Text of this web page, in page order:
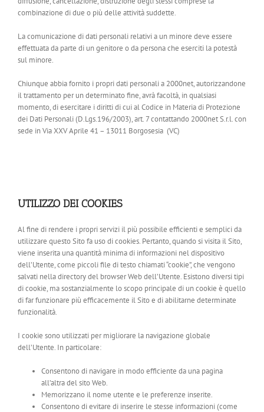
combinazione di due o più delle attività suddette.
La comunicazione di dati personali relativi a un minore deve essere
effettuata da parte di un genitore o da persona che eserciti la potestà
sul minore.
Chiunque abbia fornito i propri dati personali a 2000net, autorizzandone
il trattamento per un determinato fine, avrà facoltà, in qualsiasi
momento, di esercitare i diritti di cui al Codice in Materia di Protezione
dei Dati Personali (D.Lgs.196/2003), art. 7 contattando 2000net S.r.l. con
sede in Via XXV Aprile 41 – 13011 Borgosesia (VC)
UTILIZZO DEI COOKIES
Al fine di rendere i propri servizi il più possibile efficienti e semplici da
utilizzare questo Sito fa uso di cookies. Pertanto, quando si visita il Sito,
viene inserita una quantità minima di informazioni nel dispositivo
dell’Utente, come piccoli file di testo chiamati “cookie”, che vengono
salvati nella directory del browser Web dell’Utente. Esistono diversi tipi
di cookie, ma sostanzialmente lo scopo principale di un cookie è quello
di far funzionare più efficacemente il Sito e di abilitarne determinate
funzionalità.
I cookie sono utilizzati per migliorare la navigazione globale
dell’Utente. In particolare:
Consentono di navigare in modo efficiente da una pagina
all’altra del sito Web.
Memorizzano il nome utente e le preferenze inserite.
Consentono di evitare di inserire le stesse informazioni (come